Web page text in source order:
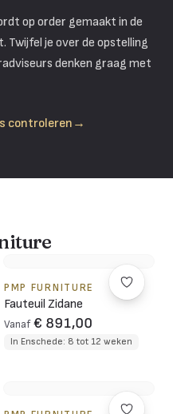
op order gemaakt in de
Twijfel je over de opstelling
denken graag met
controleren →
PMP FURNITURE
Fauteuil Zidane
Vanaf € 891,00
In Enschede: 8 tot 12 weken